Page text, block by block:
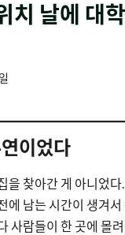
치 날에 대
이었다
을 찾아간 게 아니었다
에 남는 시간이 생겨
사람들이 한 곳에 몰